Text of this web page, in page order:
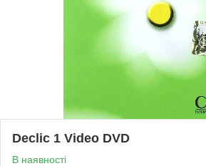
Declic 1 Video DVD
В наявності